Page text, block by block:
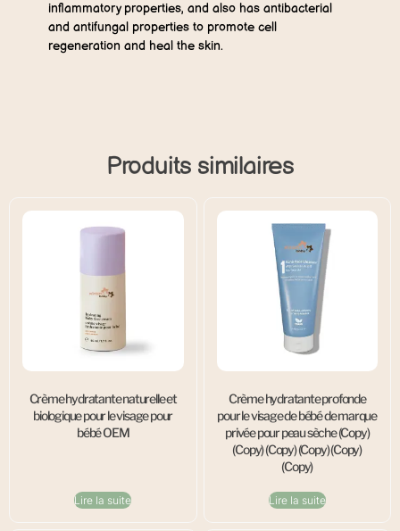
inflammatory properties, and also has antibacterial
and antifungal properties to promote cell
regeneration and heal the skin.
Produits similaires
Crème hydratante naturelle et
biologique pour le visage pour
bébé OEM
Lire la suite
Crème hydratante profonde
pour le visage de bébé de marque
privée pour peau sèche (Copy)
(Copy) (Copy) (Copy) (Copy)
(Copy)
Lire la suite